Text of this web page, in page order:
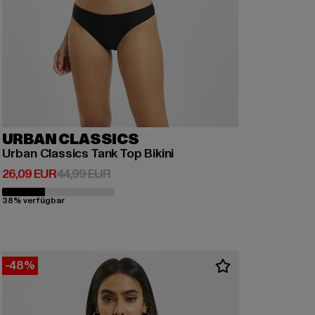
URBAN CLASSICS
Urban Classics Tank Top Bikini
26,09 EUR
Derzeitiger Preis: 26,09 EUR
44,99 EURAktionspreis: 44,99 EUR
38% verfügbar
-48%